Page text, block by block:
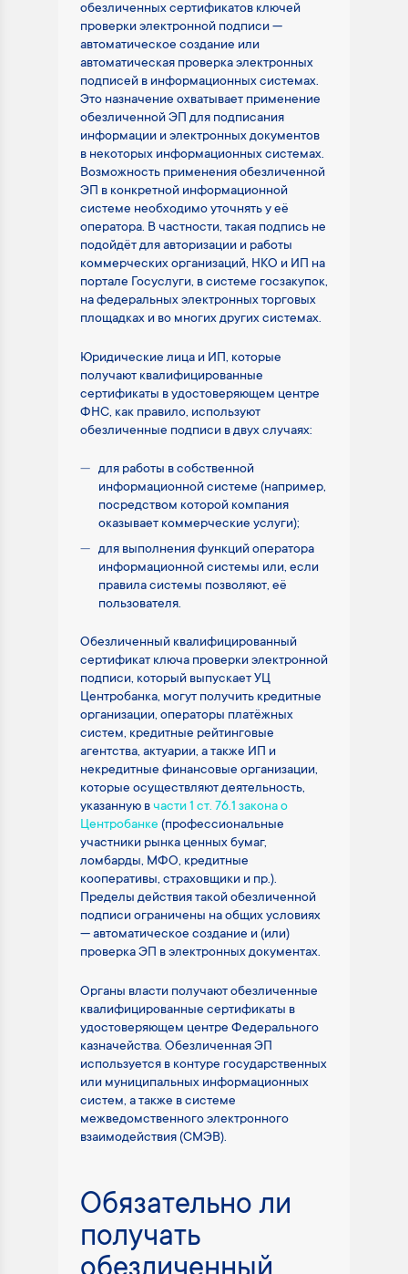
обезличенных сертификатов ключей
проверки электронной подписи —
автоматическое создание или
автоматическая проверка электронных
подписей в информационных системах.
Это назначение охватывает применение
обезличенной ЭП для подписания
информации и электронных документов
в некоторых информационных системах.
Возможность применения обезличенной
ЭП в конкретной информационной
системе необходимо уточнять у её
оператора. В частности, такая подпись не
подойдёт для авторизации и работы
коммерческих организаций, НКО и ИП на
портале Госуслуги, в системе госзакупок,
на федеральных электронных торговых
площадках и во многих других системах.
Юридические лица и ИП, которые
получают квалифицированные
сертификаты в удостоверяющем центре
ФНС, как правило, используют
обезличенные подписи в двух случаях:
для работы в собственной
информационной системе (например,
посредством которой компания
оказывает коммерческие услуги);
для выполнения функций оператора
информационной системы или, если
правила системы позволяют, её
пользователя.
Обезличенный квалифицированный
сертификат ключа проверки электронной
подписи, который выпускает УЦ
Центробанка, могут получить кредитные
организации, операторы платёжных
систем, кредитные рейтинговые
агентства, актуарии, а также ИП и
некредитные финансовые организации,
которые осуществляют деятельность,
указанную вчасти 1 ст. 76.1 закона о
Центробанке (профессиональные
участники рынка ценных бумаг,
ломбарды, МФО, кредитные
кооперативы, страховщики и пр.).
Пределы действия такой обезличенной
подписи ограничены на общих условиях
— автоматическое создание и (или)
проверка ЭП в электронных документах.
Органы власти получают обезличенные
квалифицированные сертификаты в
удостоверяющем центре Федерального
казначейства. Обезличенная ЭП
используется в контуре государственных
или муниципальных информационных
систем, а также в системе
межведомственного электронного
взаимодействия (СМЭВ).
Обязательно ли
получать